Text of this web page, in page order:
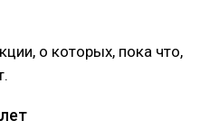
о которых, пока что,